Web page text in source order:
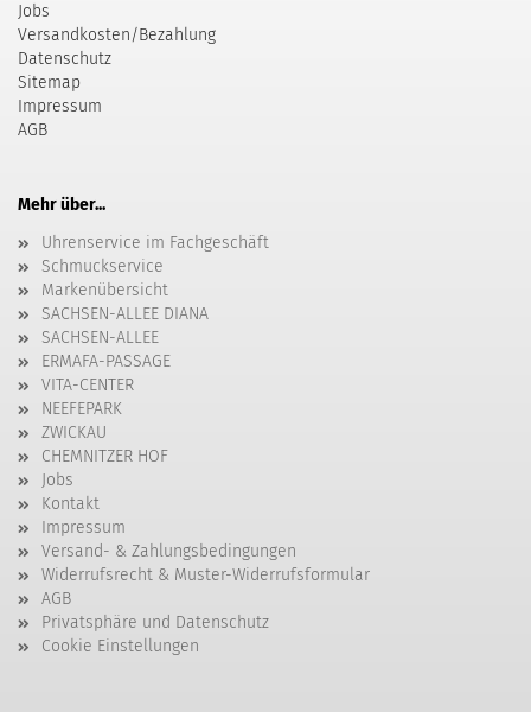
Jobs
Versandkosten/Bezahlung
Datenschutz
Sitemap
Impressum
AGB
Mehr über...
Uhrenservice im Fachgeschäft
Schmuckservice
Markenübersicht
SACHSEN-ALLEE DIANA
SACHSEN-ALLEE
ERMAFA-PASSAGE
VITA-CENTER
NEEFEPARK
ZWICKAU
CHEMNITZER HOF
Jobs
Kontakt
Impressum
Versand- & Zahlungsbedingungen
Widerrufsrecht & Muster-Widerrufsformular
AGB
Privatsphäre und Datenschutz
Cookie Einstellungen